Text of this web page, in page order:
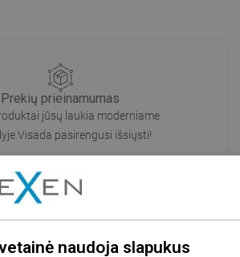
Prekių prieinamumas
jūsų laukia moderniame
pasirengusi išsiųsti!
naudoja slapukus